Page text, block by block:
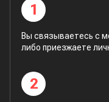
1
Вы связываетесь с
либо приезжаете
2